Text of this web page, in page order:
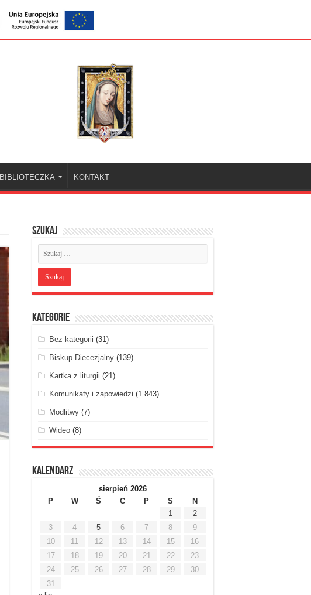
BIBLIOTECZKA KONTAKT
Szukaj
Kategorie
Bez kategorii (31)
Biskup Diecezjalny(139)
Kartka z liturgii (21)
Komunikaty i zapowiedzi (1 843)
Modlitwy(7)
Wideo(8)
Kalendarz
sierpień 2026
P
W Ś C P S
N
1
2
3
4 5 6 7 8
9
10
11 12 13 14 15
16
17
18 19 20 21 22
23
24
25 26 27 28 29
30
31